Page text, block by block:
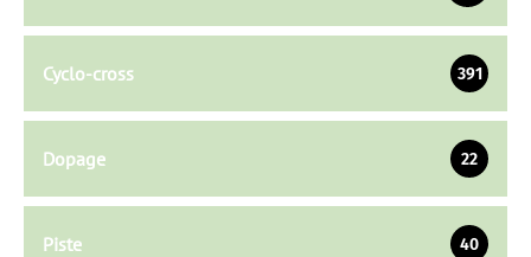
Cyclo-cross 391
Dopage 22
Piste 40